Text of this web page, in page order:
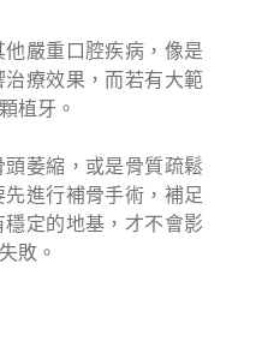
嚴重口腔疾病，像是
療效果，而若有大範
植牙。
萎縮，或是骨質疏鬆
進行補骨手術，補足
定的地基，才不會影
敗。